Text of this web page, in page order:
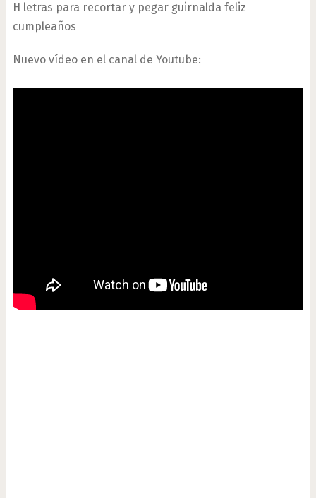
H letras para recortar y pegar guirnalda feliz
cumpleaños
Nuevo vídeo en el canal de Youtube: